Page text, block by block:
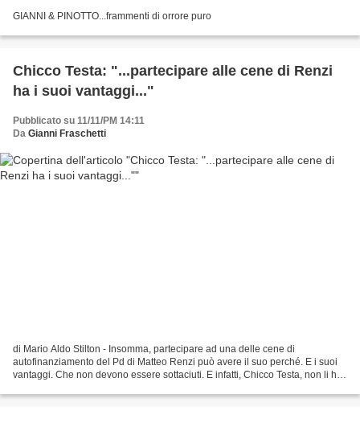
GIANNI & PINOTTO...frammenti di orrore puro
Chicco Testa: "...partecipare alle cene di Renzi
ha i suoi vantaggi..."
Pubblicato su 11/11/PM 14:11
Da Gianni Fraschetti
di Mario Aldo Stilton - Insomma, partecipare ad una delle cene di
autofinanziamento del Pd di Matteo Renzi può avere il suo perché. E i suoi
vantaggi. Che non devono essere sottaciuti. E infatti, Chicco Testa, non li ha